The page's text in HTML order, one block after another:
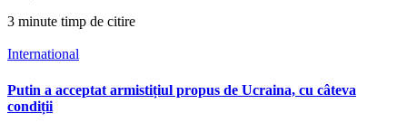
3 minute timp de citire
International
Putin a acceptat armistițiul propus de Ucraina, cu câteva
condiții